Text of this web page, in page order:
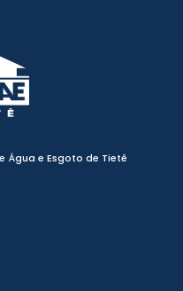
Água e Esgoto de Tietê